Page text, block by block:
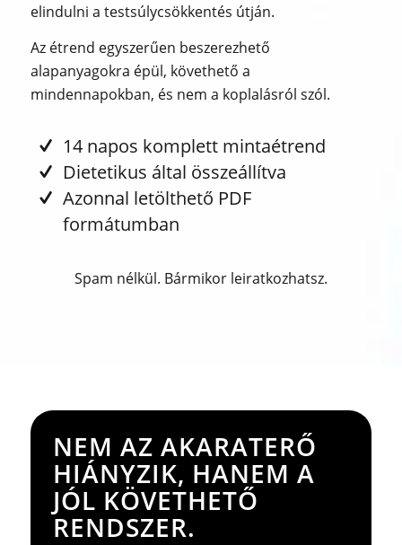
elindulni a testsúlycsökkentés útján.
Az étrend egyszerűen beszerezhető
alapanyagokra épül, követhető a
mindennapokban, és nem a koplalásról szól.
14 napos komplett mintaétrend
Dietetikus által összeállítva
Azonnal letölthető PDF
formátumban
Spam nélkül. Bármikor leiratkozhatsz.
NEM AZ AKARATERŐ
HIÁNYZIK, HANEM A
JÓL KÖVETHETŐ
RENDSZER.